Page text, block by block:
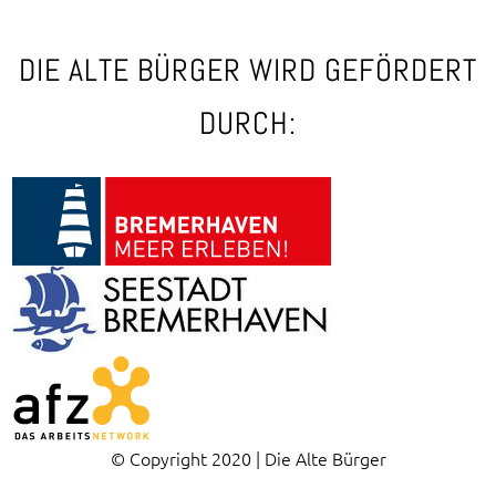
DIE ALTE BÜRGER WIRD GEFÖRDERT
DURCH:
© Copyright 2020 | Die Alte Bürger